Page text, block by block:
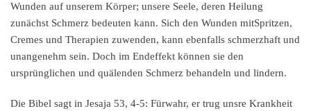
Wunden auf unserem Körper; unsere Seele, deren Heilung
zunächst Schmerz bedeuten kann. Sich den Wunden mitSpritzen,
Cremes und Therapien zuwenden, kann ebenfalls schmerzhaft und
unangenehm sein. Doch im Endeffekt können sie den
ursprünglichen und quälenden Schmerz behandeln und lindern.
Die Bibel sagt in Jesaja 53, 4-5: Fürwahr, er trug unsre Krankheit